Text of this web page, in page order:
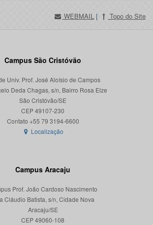
WEBMAIL | Topo do Site
Campus São Cristóvão
Univ. Prof. José Aloísio de Campos
Deda Chagas, s/n, Bairro Rosa Elze
São Cristóvão/SE
CEP 49107-230
Localização
Campus Aracaju
Prof. João Cardoso Nascimento
Cláudio Batista, s/n, Cidade Nova
Aracaju/SE
CEP 49060-108